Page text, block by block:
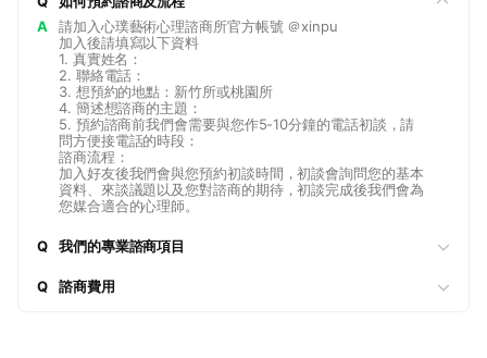
A
請加入心璞藝術心理諮商所官方帳號 ＠xinpu
加入後請填寫以下資料
1. 真實姓名：
2. 聯絡電話：
3. 想預約的地點：新竹所或桃園所
4. 簡述想諮商的主題：
5. 預約諮商前我們會需要與您作5-10分鐘的電話初談，請
問方便接電話的時段：
諮商流程：
加入好友後我們會與您預約初談時間，初談會詢問您的基本
資料、來談議題以及您對諮商的期待，初談完成後我們會為
您媒合適合的心理師。
Q 我們的專業諮商項目
Q 諮商費用